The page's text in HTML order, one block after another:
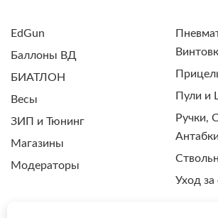
EdGun
Баллоны ВД
БИАТЛОН
Весы
ЗИП и Тюнинг
Магазины
Модераторы
Пули и
Ручки,
Антабки
Уход